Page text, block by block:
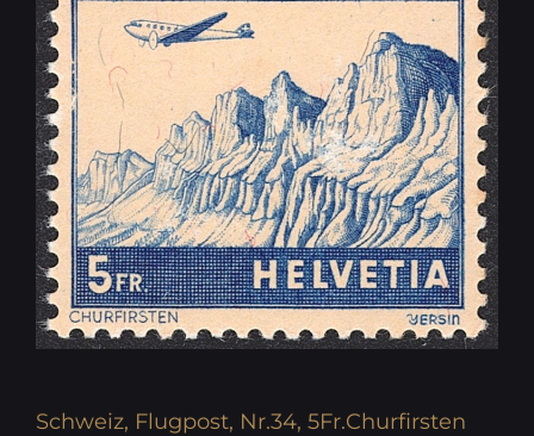
Schweiz, Flugpost, Nr.34, 5Fr.Churfirsten